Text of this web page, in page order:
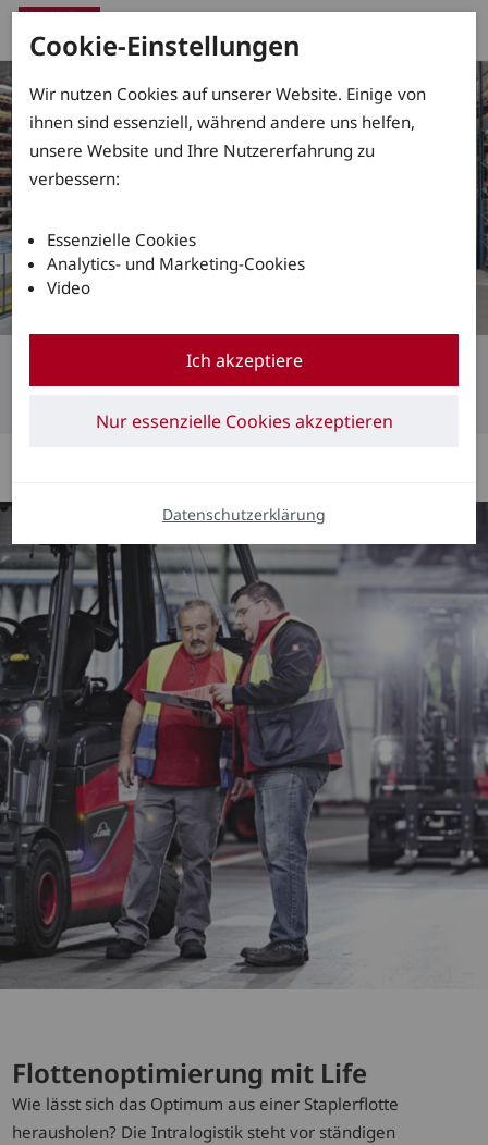
Flottenmanagment mit den Linde Fleet Experts
Die Flottenflüsterer
Flottenoptimierung mit Life
Wie lässt sich das Optimum aus einer Staplerflotte
herausholen? Die Intralogistik steht vor ständigen
Cookie-Einstellungen
Wir nutzen Cookies auf unserer Website. Einige von
ihnen sind essenziell, während andere uns helfen,
unsere Website und Ihre Nutzererfahrung zu
verbessern:
Essenzielle Cookies
Analytics- und Marketing-Cookies
Video
Ich akzeptiere
Nur essenzielle Cookies akzeptieren
Datenschutzerklärung